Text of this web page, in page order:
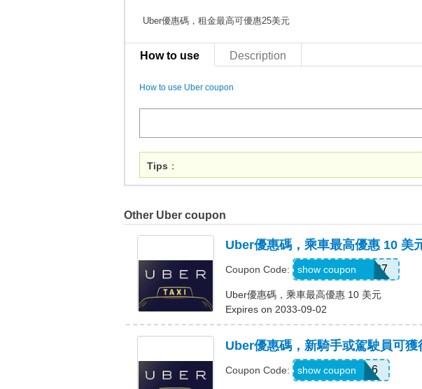
Uber優惠碼，租金最高可優惠25美元
How to use Description
How to use Uber coupon
Tips ：
Other Uber coupon
Uber優惠碼，乘車最高優惠 10 美
Coupon Code: NEERAJ092197
show coupon
Uber優惠碼，乘車最高優惠 10 美元
Expires on 2033-09-02
Uber優惠碼，新騎手或駕駛員可獲
Coupon Code: PAULMZ05m6
show coupon